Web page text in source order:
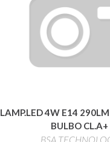
LAMP.LED 4W E14
BULBO CL.A+
BSA